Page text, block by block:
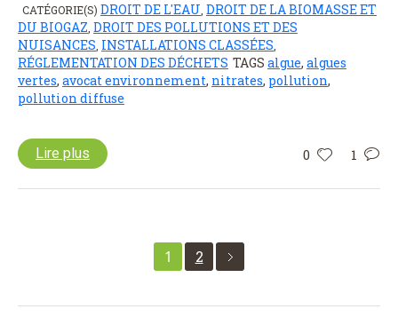
CATÉGORIE(S) DROIT DE L'EAU, DROIT DE LA BIOMASSE ET
DU BIOGAZ, DROIT DES POLLUTIONS ET DES
NUISANCES, INSTALLATIONS CLASSÉES,
RÉGLEMENTATION DES DÉCHETS TAGS algue, algues
vertes, avocat environnement, nitrates, pollution,
pollution diffuse
0 1
Lire plus
1 2